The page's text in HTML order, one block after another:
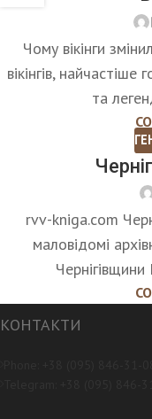
Чому вікінги
вікінгів,
та
rvv-kniga.com
маловідомі
КОНТАКТИ